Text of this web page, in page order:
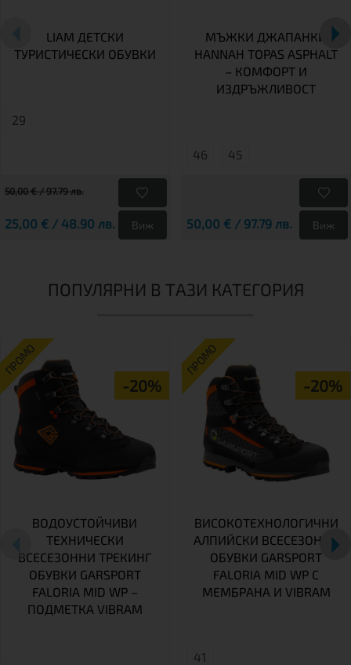
LIAM ДЕТСКИ
ТУРИСТИЧЕСКИ ОБУВКИ
29
50,00 € / 97.79 лв.
25,00 € / 48.90 лв. Виж
МЪЖКИ ДЖАПАНКИ
HANNAH TOPAS ASPHALT
– КОМФОРТ И
ИЗДРЪЖЛИВОСТ
46 45
50,00 € / 97.79 лв. Виж
ПОПУЛЯРНИ В ТАЗИ КАТЕГОРИЯ
ПРОМО
-20%
ВОДОУСТОЙЧИВИ
ТЕХНИЧЕСКИ
ВСЕСЕЗОННИ ТРЕКИНГ
ОБУВКИ GARSPORT
FALORIA MID WP –
ПОДМЕТКА VIBRAM
ПРОМО
-20%
ВИСОКОТЕХНОЛОГИЧНИ
АЛПИЙСКИ ВСЕСЕЗОННИ
ОБУВКИ GARSPORT
FALORIA MID WP С
МЕМБРАНА И VIBRAM
41